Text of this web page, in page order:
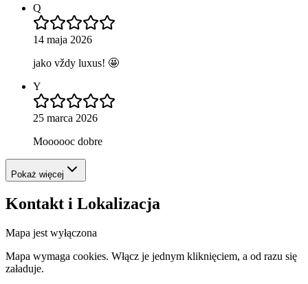
Q
14 maja 2026
jako vždy luxus! 🤩
Y
25 marca 2026
Moooooc dobre
Pokaż więcej
Kontakt i Lokalizacja
Mapa jest wyłączona
Mapa wymaga cookies. Włącz je jednym kliknięciem, a od razu się
załaduje.